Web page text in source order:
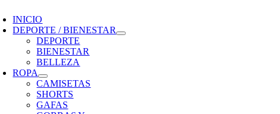
INICIO
DEPORTE / BIENESTAR
DEPORTE
BIENESTAR
BELLEZA
ROPA
CAMISETAS
SHORTS
GAFAS